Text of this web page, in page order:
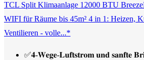
TCL Split Klimaanlage 12000 BTU
WIFI für Räume bis 45m² 4 in 1: Heizen,
Ventilieren - volle...*
✅𝟒-𝐖𝐞𝐠𝐞-𝐋𝐮𝐟𝐭𝐬𝐭𝐫𝐨𝐦 𝐮𝐧𝐝 𝐬𝐚𝐧𝐟𝐭𝐞